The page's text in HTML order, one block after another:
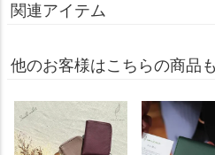
関連アイテム
他のお客様はこちらの商品